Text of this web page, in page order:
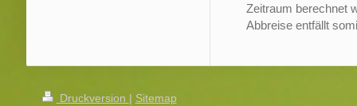
Zeitraum berechnet
Abbreise entfällt
Druckversion | Sitemap